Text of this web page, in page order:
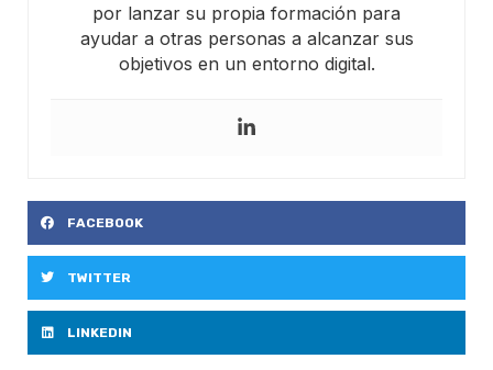
por lanzar su propia formación para
ayudar a otras personas a alcanzar sus
objetivos en un entorno digital.
FACEBOOK
TWITTER
LINKEDIN